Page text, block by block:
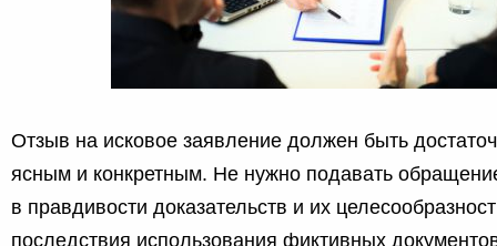
Отзыв на исковое заявление должен быть
ясным и конкретным. Не нужно подавать
в правдивости доказательств и их
последствия использования фиктивных